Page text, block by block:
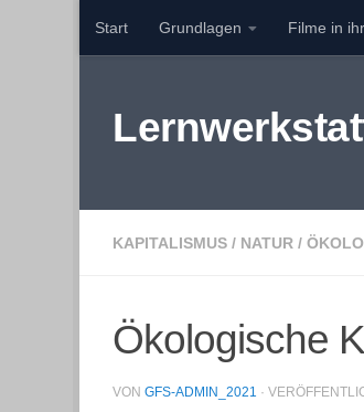
Zum Inhalt springen
Start Grundlagen Filme in
KAPITALISMUS / NATUR /
Ökologische
VON GFS-ADMIN_2021 ·